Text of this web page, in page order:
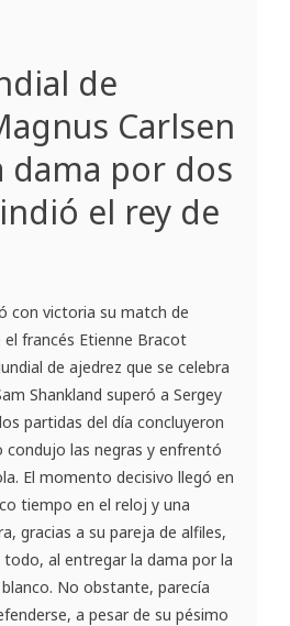
de
Carlsen
dama por dos
el rey de
con victoria su match de
francés Etienne Bracot
de ajedrez que se celebra
Shankland superó a Sergey
partidas del día concluyeron
condujo las negras y enfrentó
El momento decisivo llegó en
tiempo en el reloj y una
gracias a su pareja de alfiles,
todo, al entregar la dama por la
No obstante, parecía
a pesar de su pésimo